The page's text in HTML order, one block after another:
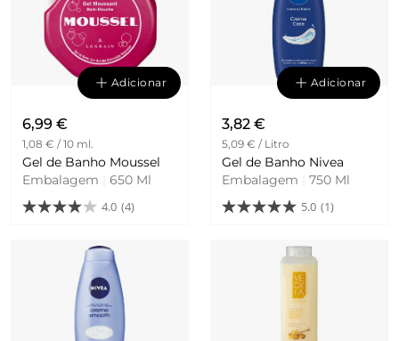
Adicionar
6,99 €
1,08 € / 10 ml.
Gel de Banho Moussel
Embalagem
650 Ml
4.0 (4)
Adicionar
3,82 €
5,09 € / Litro
Gel de Banho Nivea
Embalagem
750 Ml
5.0 (1)